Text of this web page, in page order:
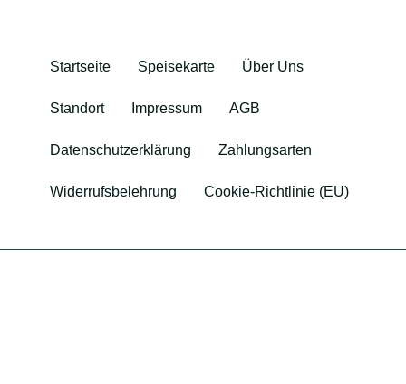
Startseite Speisekarte Über Uns
Standort Impressum AGB
Datenschutzerklärung Zahlungsarten
Widerrufsbelehrung Cookie-Richtlinie (EU)